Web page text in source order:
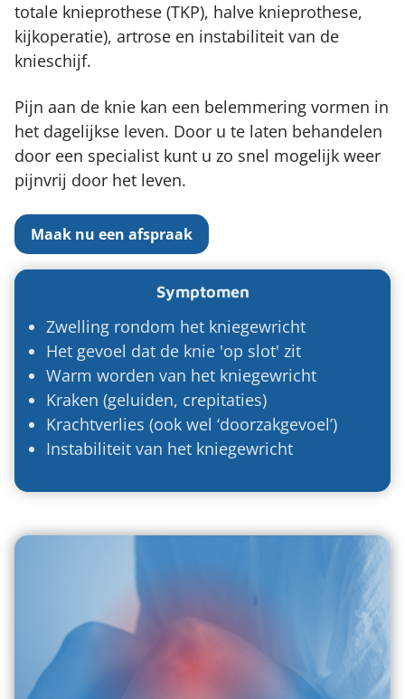
Chronische pijn
totale knieprothese (TKP), halve knieprothese,
kijkoperatie), artrose en instabiliteit van de
knieschijf.
Pijn aan de knie kan een belemmering vormen in
het dagelijkse leven. Door u te laten behandelen
door een specialist kunt u zo snel mogelijk weer
pijnvrij door het leven.
Maak nu een afspraak
Symptomen
Zwelling rondom het kniegewricht
Het gevoel dat de knie 'op slot' zit
Warm worden van het kniegewricht
Kraken (geluiden, crepitaties)
Krachtverlies (ook wel ‘doorzakgevoel’)
Instabiliteit van het kniegewricht